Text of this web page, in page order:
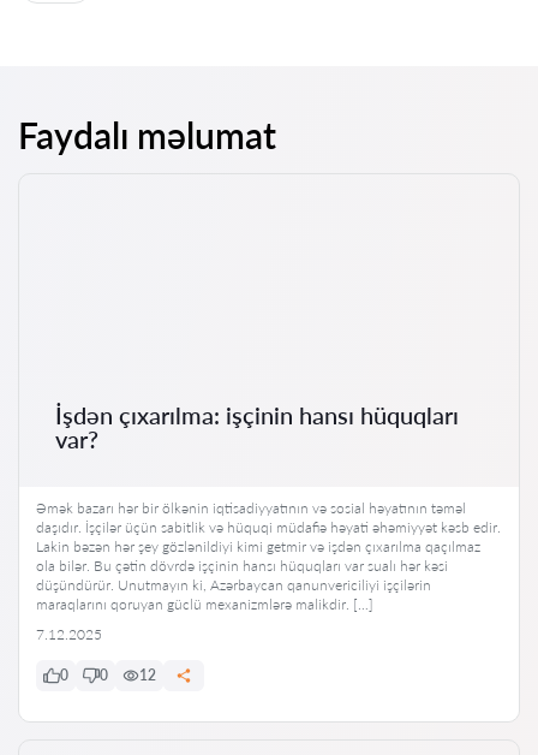
Faydalı məlumat
İşdən çıxarılma: işçinin hansı hüquqları
var?
Əmək bazarı hər bir ölkənin iqtisadiyyatının və sosial həyatının təməl
daşıdır. İşçilər üçün sabitlik və hüquqi müdafiə həyati əhəmiyyət kəsb edir.
Lakin bəzən hər şey gözlənildiyi kimi getmir və işdən çıxarılma qaçılmaz
ola bilər. Bu çətin dövrdə işçinin hansı hüquqları var sualı hər kəsi
düşündürür. Unutmayın ki, Azərbaycan qanunvericiliyi işçilərin
maraqlarını qoruyan güclü mexanizmlərə malikdir. […]
7.12.2025
0 0 12